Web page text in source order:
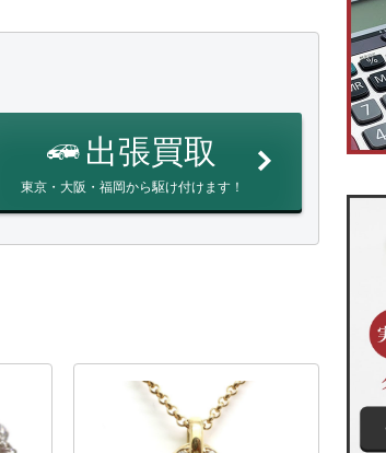
出張買取
東京・大阪・福岡から駆け付けます！